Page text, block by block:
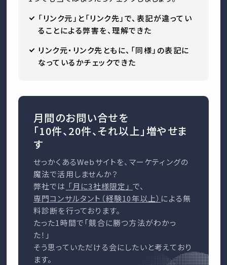
「リンク元」と「リンク先」で、表記が違ってい
ることによる弊害を、理解できた
リンク元・リンク先ともに、「同様」の表記に
なっているかチェックできた
月間のお問い合せを
「10件、20件、それ以上」増やせま
す
せっかくあるWebサイトを、マーケティングの
魔法で活用しませんか？
弊社では 「月に3社様限定」 で、
専門コンサルタント（経験10年以上） による無
料診断を行っております。
たった1時間で「競合に勝つ方法がわかっ
た！」
そう思っていただける会にしたいと考えており
ます。